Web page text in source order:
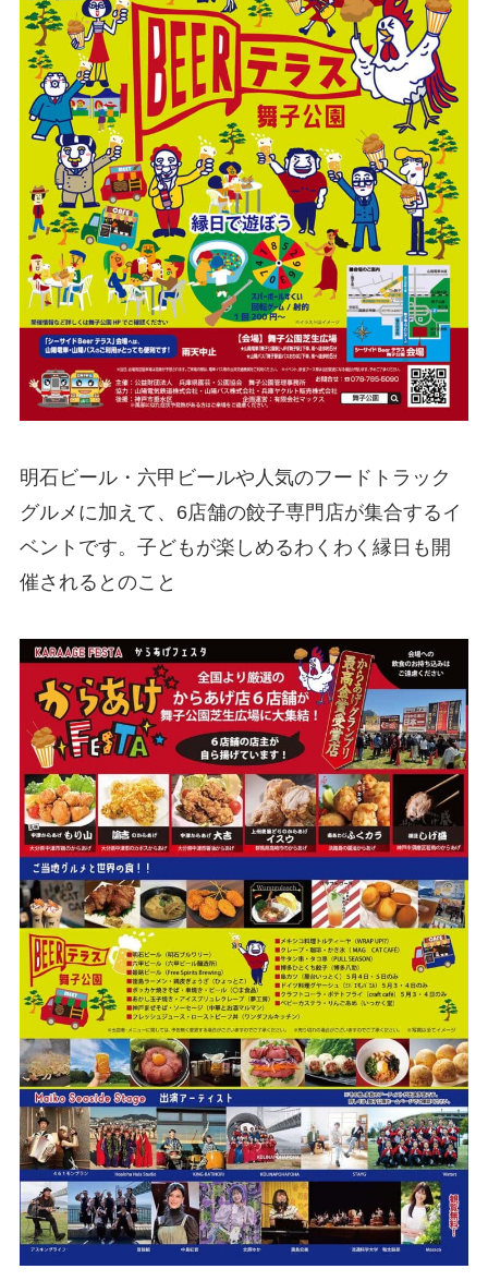
明石ビール・六甲ビールや人気のフードトラック
グルメに加えて、6店舗の餃子専門店が集合するイ
ベントです。子どもが楽しめるわくわく縁日も開
催されるとのこと